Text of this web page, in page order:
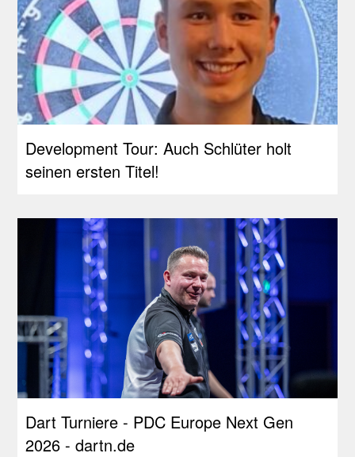
Development Tour: Auch Schlüter holt
seinen ersten Titel!
Dart Turniere - PDC Europe Next Gen
2026 - dartn.de